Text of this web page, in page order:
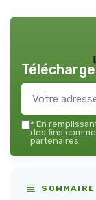
* En
des fins
partenaires.
SOMMAIRE